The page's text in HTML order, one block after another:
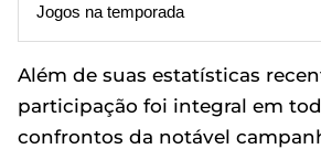
Jogos na temporada
Além de suas estatísticas
participação foi integral em
confrontos da notável